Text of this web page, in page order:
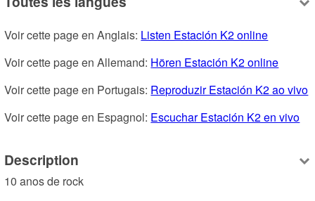
Voir cette page en Anglais: Listen Estación K2 online
Voir cette page en Allemand: Hören Estación K2 online
Voir cette page en Portugais: Reproduzir Estación K2 ao vivo
Voir cette page en Espagnol: Escuchar Estación K2 en vivo
Description
10 anos de rock